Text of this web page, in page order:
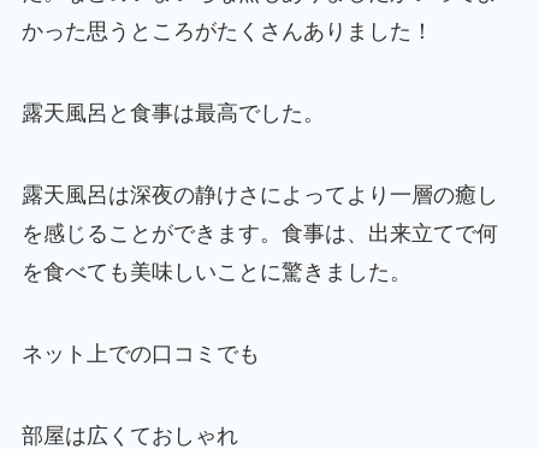
かった思うところがたくさんありました！
露天風呂と食事は最高でした。
露天風呂は深夜の静けさによってより一層の癒し
を感じることができます。食事は、出来立てで何
を食べても美味しいことに驚きました。
ネット上での口コミでも
部屋は広くておしゃれ